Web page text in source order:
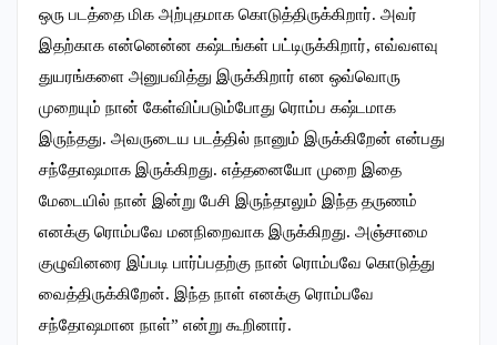
ஒரு படத்தை மிக அற்புதமாக கொடுத்திருக்கிறார். அவர்
இதற்காக என்னென்ன கஷ்டங்கள் பட்டிருக்கிறார், எவ்வளவு
துயரங்களை அனுபவித்து இருக்கிறார் என ஒவ்வொரு
முறையும் நான் கேள்விப்படும்போது ரொம்ப கஷ்டமாக
இருந்தது. அவருடைய படத்தில் நானும் இருக்கிறேன் என்பது
சந்தோஷமாக இருக்கிறது. எத்தனையோ முறை இதை
மேடையில் நான் இன்று பேசி இருந்தாலும் இந்த தருணம்
எனக்கு ரொம்பவே மனநிறைவாக இருக்கிறது. அஞ்சாமை
குழுவினரை இப்படி பார்ப்பதற்கு நான் ரொம்பவே கொடுத்து
வைத்திருக்கிறேன். இந்த நாள் எனக்கு ரொம்பவே
சந்தோஷமான நாள்” என்று கூறினார்.